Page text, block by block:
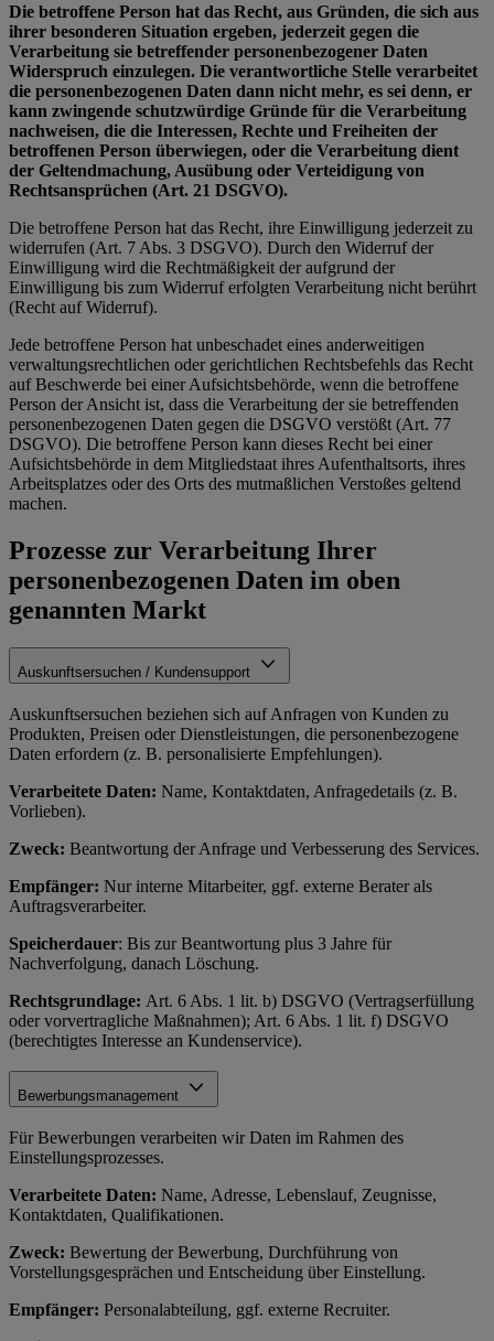
Die betroffene Person hat das Recht, aus Gründen, die sich aus
ihrer besonderen Situation ergeben, jederzeit gegen die
Verarbeitung sie betreffender personenbezogener Daten
Widerspruch einzulegen. Die verantwortliche Stelle verarbeitet
die personenbezogenen Daten dann nicht mehr, es sei denn, er
kann zwingende schutzwürdige Gründe für die Verarbeitung
nachweisen, die die Interessen, Rechte und Freiheiten der
betroffenen Person überwiegen, oder die Verarbeitung dient
der Geltendmachung, Ausübung oder Verteidigung von
Rechtsansprüchen (Art. 21 DSGVO).
Die betroffene Person hat das Recht, ihre Einwilligung jederzeit zu
widerrufen (Art. 7 Abs. 3 DSGVO). Durch den Widerruf der
Einwilligung wird die Rechtmäßigkeit der aufgrund der
Einwilligung bis zum Widerruf erfolgten Verarbeitung nicht berührt
(Recht auf Widerruf).
Jede betroffene Person hat unbeschadet eines anderweitigen
verwaltungsrechtlichen oder gerichtlichen Rechtsbefehls das Recht
auf Beschwerde bei einer Aufsichtsbehörde, wenn die betroffene
Person der Ansicht ist, dass die Verarbeitung der sie betreffenden
personenbezogenen Daten gegen die DSGVO verstößt (Art. 77
DSGVO). Die betroffene Person kann dieses Recht bei einer
Aufsichtsbehörde in dem Mitgliedstaat ihres Aufenthaltsorts, ihres
Arbeitsplatzes oder des Orts des mutmaßlichen Verstoßes geltend
machen.
Prozesse zur Verarbeitung Ihrer
personenbezogenen Daten im oben
genannten Markt
Auskunftsersuchen / Kundensupport
Auskunftsersuchen beziehen sich auf Anfragen von Kunden zu
Produkten, Preisen oder Dienstleistungen, die personenbezogene
Daten erfordern (z. B. personalisierte Empfehlungen).
Verarbeitete Daten: Name, Kontaktdaten, Anfragedetails (z. B.
Vorlieben).
Zweck: Beantwortung der Anfrage und Verbesserung des Services.
Empfänger: Nur interne Mitarbeiter, ggf. externe Berater als
Auftragsverarbeiter.
Speicherdauer: Bis zur Beantwortung plus 3 Jahre für
Nachverfolgung, danach Löschung.
Rechtsgrundlage: Art. 6 Abs. 1 lit. b) DSGVO (Vertragserfüllung
oder vorvertragliche Maßnahmen); Art. 6 Abs. 1 lit. f) DSGVO
(berechtigtes Interesse an Kundenservice).
Bewerbungsmanagement
Für Bewerbungen verarbeiten wir Daten im Rahmen des
Einstellungsprozesses.
Verarbeitete Daten: Name, Adresse, Lebenslauf, Zeugnisse,
Kontaktdaten, Qualifikationen.
Zweck: Bewertung der Bewerbung, Durchführung von
Vorstellungsgesprächen und Entscheidung über Einstellung.
Empfänger: Personalabteilung, ggf. externe Recruiter.